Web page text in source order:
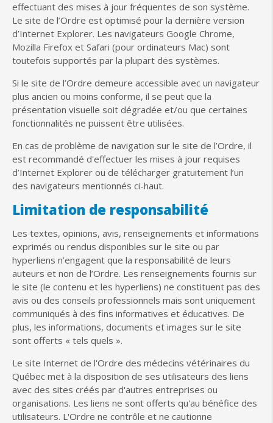
effectuant des mises à jour fréquentes de son système.
Le site de l’Ordre est optimisé pour la dernière version
d’Internet Explorer. Les navigateurs Google Chrome,
Mozilla Firefox et Safari (pour ordinateurs Mac) sont
toutefois supportés par la plupart des systèmes.
Si le site de l’Ordre demeure accessible avec un navigateur
plus ancien ou moins conforme, il se peut que la
présentation visuelle soit dégradée et/ou que certaines
fonctionnalités ne puissent être utilisées.
En cas de problème de navigation sur le site de l’Ordre, il
est recommandé d'effectuer les mises à jour requises
d’Internet Explorer ou de télécharger gratuitement l’un
des navigateurs mentionnés ci-haut.
Limitation de responsabilité
Les textes, opinions, avis, renseignements et informations
exprimés ou rendus disponibles sur le site ou par
hyperliens n’engagent que la responsabilité de leurs
auteurs et non de l’Ordre. Les renseignements fournis sur
le site (le contenu et les hyperliens) ne constituent pas des
avis ou des conseils professionnels mais sont uniquement
communiqués à des fins informatives et éducatives. De
plus, les informations, documents et images sur le site
sont offerts « tels quels ».
Le site Internet de l'Ordre des médecins vétérinaires du
Québec met à la disposition de ses utilisateurs des liens
avec des sites créés par d'autres entreprises ou
organisations. Les liens ne sont offerts qu'au bénéfice des
utilisateurs. L'Ordre ne contrôle et ne cautionne